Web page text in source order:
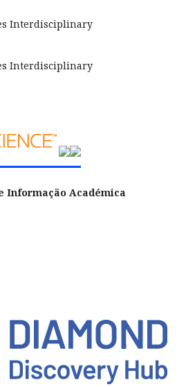
Interdisciplinary
Interdisciplinary
Informação Académica